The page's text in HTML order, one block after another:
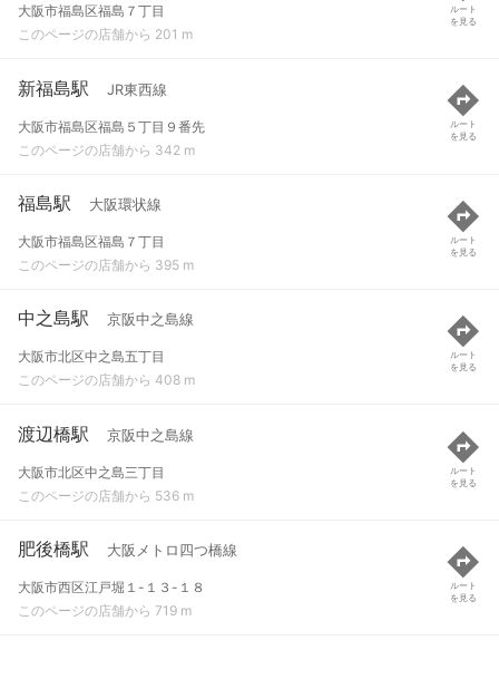
大阪市福島区福島７丁目
このページの店舗から 201 m
ルート
を見る
新福島駅 JR東西線
大阪市福島区福島５丁目９番先
このページの店舗から 342 m
ルート
を見る
福島駅 大阪環状線
大阪市福島区福島７丁目
このページの店舗から 395 m
ルート
を見る
中之島駅 京阪中之島線
大阪市北区中之島五丁目
このページの店舗から 408 m
ルート
を見る
渡辺橋駅 京阪中之島線
大阪市北区中之島三丁目
このページの店舗から 536 m
ルート
を見る
肥後橋駅 大阪メトロ四つ橋線
大阪市西区江戸堀１-１３-１８
このページの店舗から 719 m
ルート
を見る